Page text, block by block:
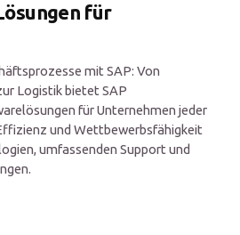
für
mit SAP: Von
Logistik bietet SAP
für Unternehmen jeder
und Wettbewerbsfähigkeit
umfassenden Support und